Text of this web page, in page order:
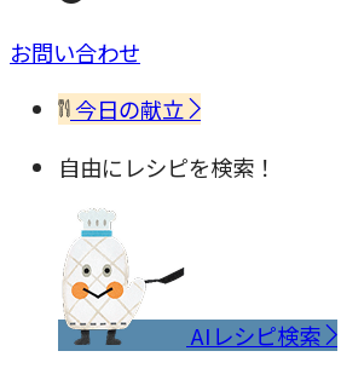
お問い合わせ
今日の献立
自由にレシピを検索！
AIレシピ検索